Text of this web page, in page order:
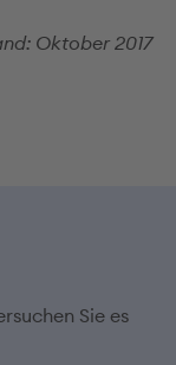
Oktober 2017
Sie es